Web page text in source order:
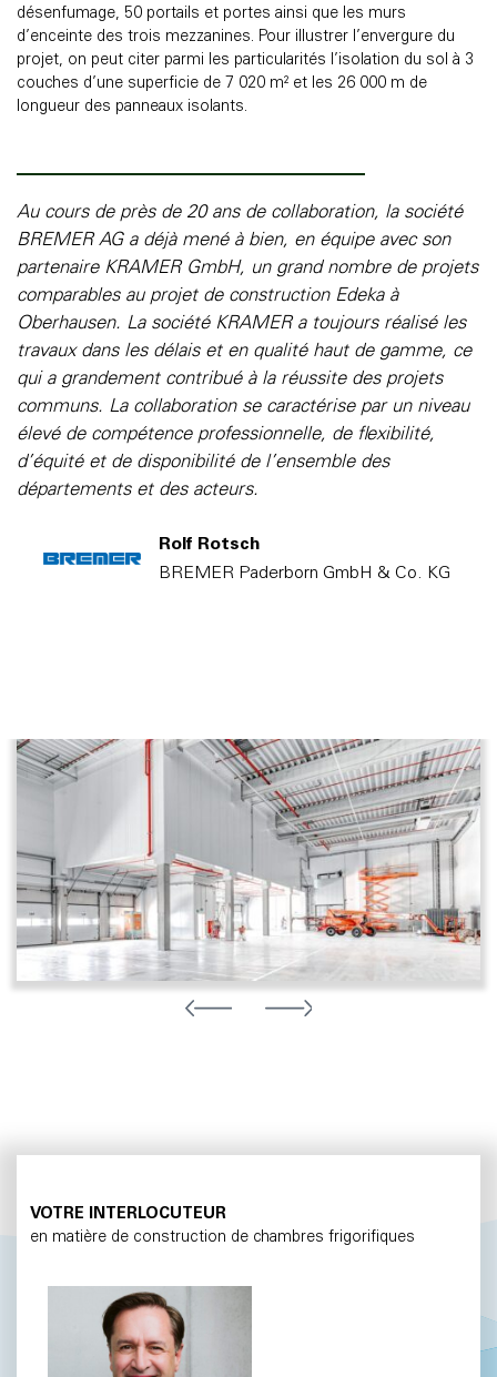
désenfumage, 50 portails et portes ainsi que les murs
d’enceinte des trois mezzanines. Pour illustrer l’envergure du
projet, on peut citer parmi les particularités l’isolation du sol à 3
couches d’une superficie de 7 020 m² et les 26 000 m de
longueur des panneaux isolants.
Au cours de près de 20 ans de collaboration, la société
BREMER AG a déjà mené à bien, en équipe avec son
partenaire KRAMER GmbH, un grand nombre de projets
comparables au projet de construction Edeka à
Oberhausen. La société KRAMER a toujours réalisé les
travaux dans les délais et en qualité haut de gamme, ce
qui a grandement contribué à la réussite des projets
communs. La collaboration se caractérise par un niveau
élevé de compétence professionnelle, de flexibilité,
d’équité et de disponibilité de l’ensemble des
départements et des acteurs.
Rolf Rotsch
BREMER Paderborn GmbH & Co. KG
VOTRE INTERLOCUTEUR
en matière de construction de chambres frigorifiques